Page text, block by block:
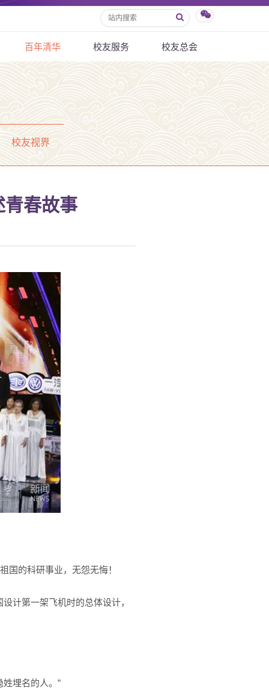
百年清华 校友服务 校友总会
校友视界
青春故事
国的科研事业，无怨无悔！
计第一架飞机时的总体设计，
埋名的人。”